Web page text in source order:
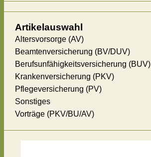
Artikelauswahl
Altersvorsorge (AV)
Beamtenversicherung (BV/DUV)
Berufsunfähigkeitsversicherung (BUV)
Krankenversicherung (PKV)
Pflegeversicherung (PV)
Sonstiges
Vorträge (PKV/BU/AV)